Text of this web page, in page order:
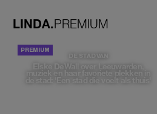
LINDA.PREMIUM
DE STAD VAN
Elske DeWall over Leeuwarden,
muziek en haar favoriete plekken in
de stad: 'Een stad die voelt als thuis'